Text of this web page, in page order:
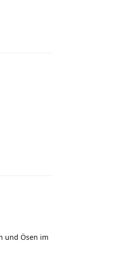
und Ösen im